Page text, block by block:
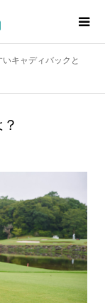
いキャディバックと